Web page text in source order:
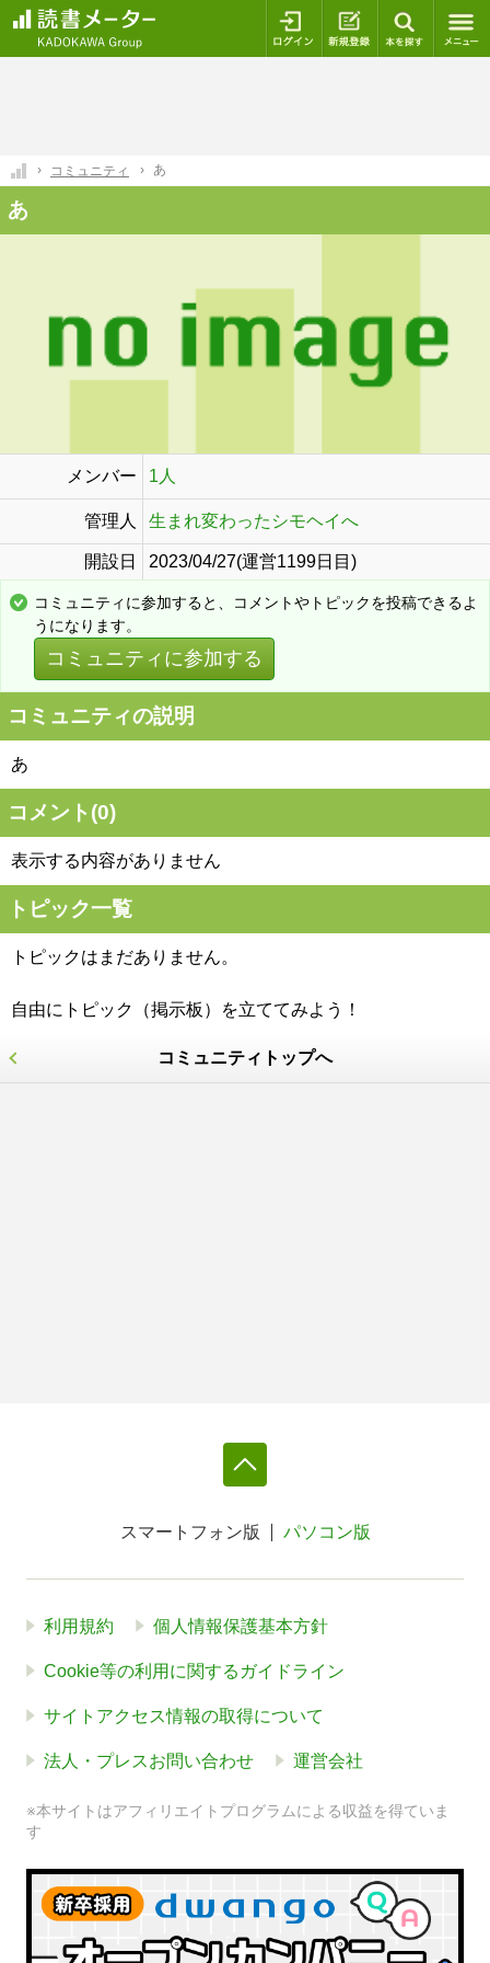
ログイン 新規登録
コミュニティ あ
あ
メンバー 1人
管理人 生まれ変わったシモヘイへ
開設日 2023/04/27(運営1199日目)
コミュニティに参加すると、コメントやトピックを投稿できるよ
うになります。
コミュニティに参加する
コミュニティの説明
あ
コメント(0)
表示する内容がありません
トピック一覧
トピックはまだありません。
自由にトピック（掲示板）を立ててみよう！
コミュニティトップへ
スマートフォン版 パソコン版
利用規約 個人情報保護基本方針
Cookie等の利用に関するガイドライン
サイトアクセス情報の取得について
法人・プレスお問い合わせ 運営会社
※本サイトはアフィリエイトプログラムによる収益を得ていま
す